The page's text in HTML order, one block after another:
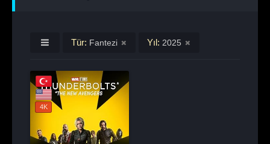
Tür: Fantezi Yıl: 2025
4K